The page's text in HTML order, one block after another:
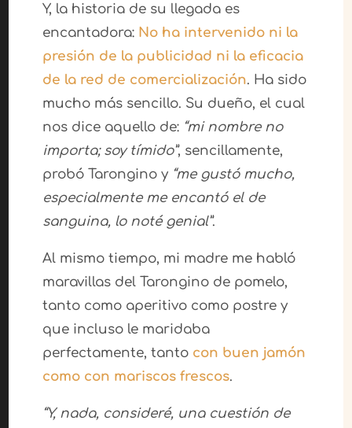
Y, la historia de su llegada es
encantadora: No ha intervenido ni la
presión de la publicidad ni la eficacia
de la red de comercialización. Ha sido
mucho más sencillo. Su dueño, el cual
nos dice aquello de: “mi nombre no
importa; soy tímido”, sencillamente,
probó Tarongino y “me gustó mucho,
especialmente me encantó el de
sanguina, lo noté genial”.
Al mismo tiempo, mi madre me habló
maravillas del Tarongino de pomelo,
tanto como aperitivo como postre y
que incluso le maridaba
perfectamente, tanto con buen jamón
como con mariscos frescos.
“Y, nada, consideré, una cuestión de